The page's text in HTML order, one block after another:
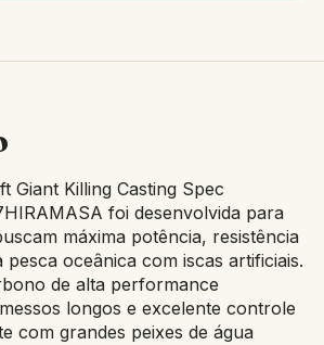
Giant Killing Casting Spec
foi desenvolvida para
máxima potência, resistência
pesca oceânica com iscas artificiais.
de alta performance
longos e excelente controle
com grandes peixes de água